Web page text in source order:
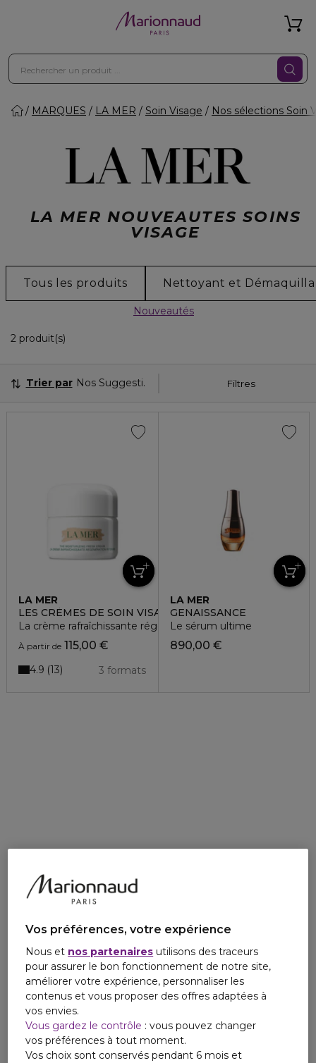
MARQUES LA MER Soin Visage Nos sélections Soin
LA MER NOUVEAUTES SOINS
VISAGE
Tous les produits Nettoyant et
Nouveautés
2 produit(s)
Filtres
Trier par Nos Suggestions
LA MER
LES CRÈMES DE SOIN VISAGE
La crème rafraîchissante régénération intense
À partir de 115,00 €
3 formats
4.9 13
LA MER
GENAISSANCE
Le sérum ultime
890,00 €
Vos préférences, votre expérience
Nous et nos partenaires utilisons des traceurs
pour assurer le bon fonctionnement de notre site,
améliorer votre expérience, personnaliser les
contenus et vous proposer des offres adaptées à
vos envies.
Vous gardez le contrôle : vous pouvez changer
vos préférences à tout moment.
Vos choix sont conservés pendant 6 mois et